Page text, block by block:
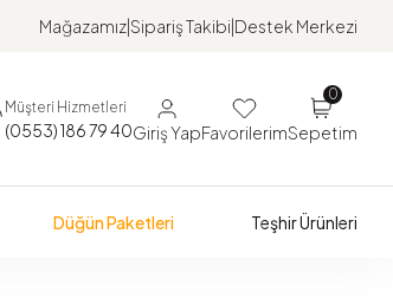
MağazamızSipariş Takibi Destek Merkezi
Müşteri Hizmetleri
(0553) 186 79 40Giriş YapFavorilerim
0
Sepetim
Düğün Paketleri Teşhir Ürünleri